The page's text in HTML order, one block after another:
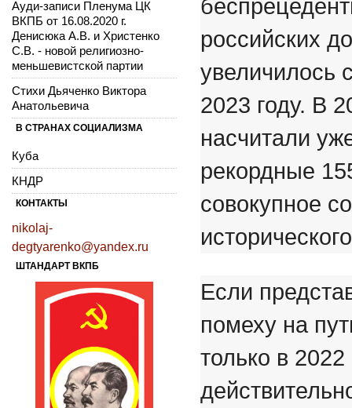
российских
увеличилось
2023 году. В
насчитали
рекордные
совокупное
Если
помеху на
только в
Ауди-записи Пленума ЦК
ВКПБ от 16.08.2020 г.
Денисюка А.В. и Христенко
С.В. - новой религиозно-
меньшевистской партии
Стихи Дьяченко Виктора
Анатольевича
В СТРАНАХ СОЦИАЛИЗМА
Куба
КНДР
КОНТАКТЫ
nikolaj-
degtyarenko@yandex.ru
ШТАНДАРТ ВКПБ